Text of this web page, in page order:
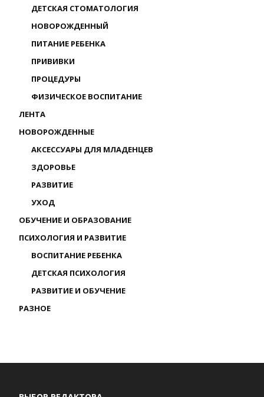
ДЕТСКАЯ СТОМАТОЛОГИЯ
НОВОРОЖДЕННЫЙ
ПИТАНИЕ РЕБЕНКА
ПРИВИВКИ
ПРОЦЕДУРЫ
ФИЗИЧЕСКОЕ ВОСПИТАНИЕ
ЛЕНТА
НОВОРОЖДЕННЫЕ
АКСЕССУАРЫ ДЛЯ МЛАДЕНЦЕВ
ЗДОРОВЬЕ
РАЗВИТИЕ
УХОД
ОБУЧЕНИЕ И ОБРАЗОВАНИЕ
ПСИХОЛОГИЯ И РАЗВИТИЕ
ВОСПИТАНИЕ РЕБЕНКА
ДЕТСКАЯ ПСИХОЛОГИЯ
РАЗВИТИЕ И ОБУЧЕНИЕ
РАЗНОЕ